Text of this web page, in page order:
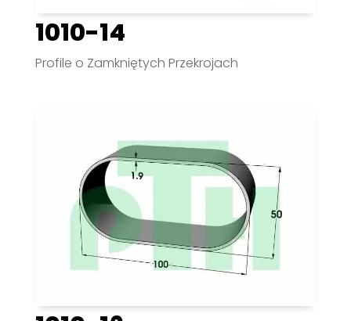
1010-14
Profile o Zamkniętych Przekrojach